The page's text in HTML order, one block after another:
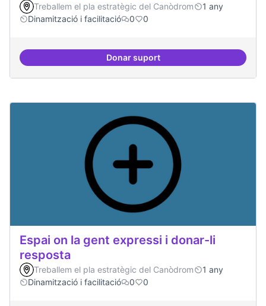
Treballem el pla estratègic del Canòdrom
1 any
Dinamització i facilitació
0 0
Donar suportTrobades democràtiques
Espai on la gent expressi i donar-li
resposta
Treballem el pla estratègic del Canòdrom
1 any
Dinamització i facilitació
0 0